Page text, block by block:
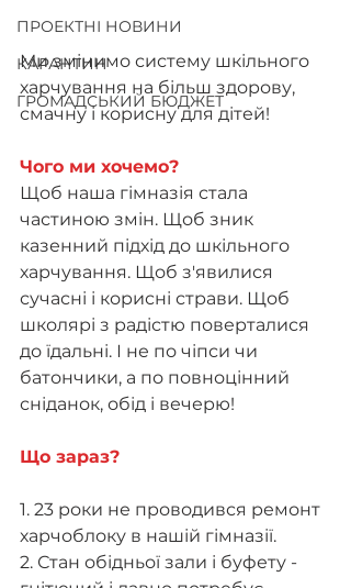
ПРОЕКТНІ НОВИНИ
КАРАНТИН
ГРОМАДСЬКИЙ БЮДЖЕТ
Ми змінимо систему шкільного
харчування на більш здорову,
смачну і корисну для дітей!
Чого ми хочемо?
Щоб наша гімназія стала
частиною змін. Щоб зник
казенний підхід до шкільного
харчування. Щоб з'явилися
сучасні і корисні страви. Щоб
школярі з радістю поверталися
до їдальні. І не по чіпси чи
батончики, а по повноцінний
сніданок, обід і вечерю!
Що зараз?
1. 23 роки не проводився ремонт
харчоблоку в нашій гімназії.
2. Стан обідньої зали і буфету -